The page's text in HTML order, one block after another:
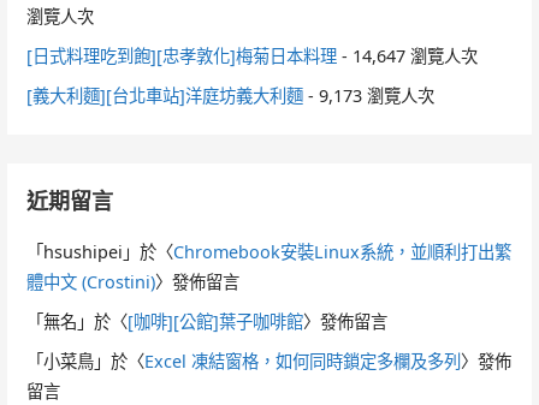
瀏覽人次
[日式料理吃到飽][忠孝敦化]梅菊日本料理 - 14,647 瀏覽人次
[義大利麵][台北車站]洋庭坊義大利麵 - 9,173 瀏覽人次
近期留言
「 hsushipei 」於〈Chromebook安裝Linux系統，並順利打出繁
體中文 (Crostini)〉發佈留言
「無名 」於〈[咖啡][公館]葉子咖啡館〉發佈留言
「小菜鳥 」於〈Excel 凍結窗格，如何同時鎖定多欄及多列 〉發佈
留言